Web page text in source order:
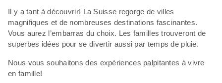
Il y a tant à découvrir! La Suisse regorge de villes
magnifiques et de nombreuses destinations fascinantes.
Vous aurez l’embarras du choix. Les familles trouveront de
superbes idées pour se divertir aussi par temps de pluie.
Nous vous souhaitons des expériences palpitantes à vivre
en famille!